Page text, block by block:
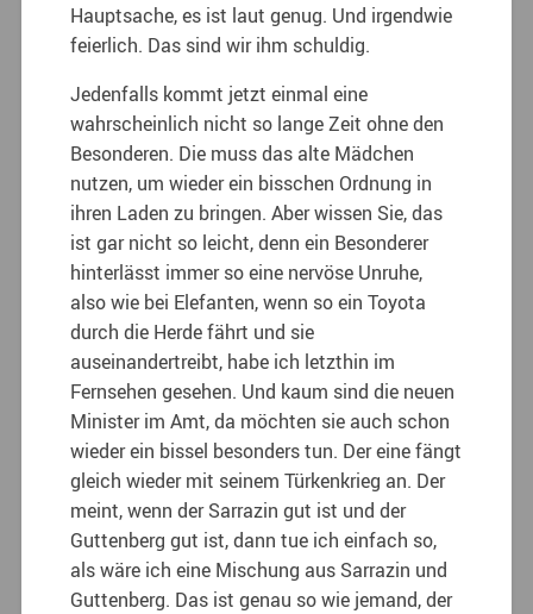
Hauptsache, es ist laut genug. Und irgendwie
feierlich. Das sind wir ihm schuldig.
Jedenfalls kommt jetzt einmal eine
wahrscheinlich nicht so lange Zeit ohne den
Besonderen. Die muss das alte Mädchen
nutzen, um wieder ein bisschen Ordnung in
ihren Laden zu bringen. Aber wissen Sie, das
ist gar nicht so leicht, denn ein Besonderer
hinterlässt immer so eine nervöse Unruhe,
also wie bei Elefanten, wenn so ein Toyota
durch die Herde fährt und sie
auseinandertreibt, habe ich letzthin im
Fernsehen gesehen. Und kaum sind die neuen
Minister im Amt, da möchten sie auch schon
wieder ein bissel besonders tun. Der eine fängt
gleich wieder mit seinem Türkenkrieg an. Der
meint, wenn der Sarrazin gut ist und der
Guttenberg gut ist, dann tue ich einfach so,
als wäre ich eine Mischung aus Sarrazin und
Guttenberg. Das ist genau so wie jemand, der